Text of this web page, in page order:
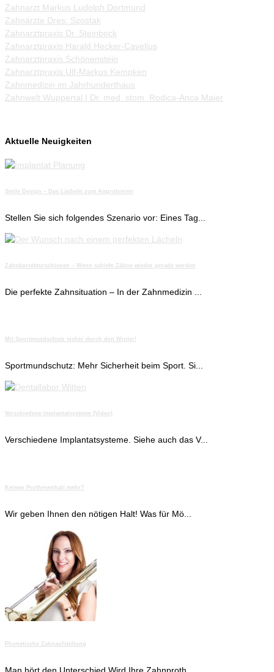
Zahnarzt Markus Ludolph Dortmund
Zahnärzte Dres. Szostak
Zahnarztpraxis Dr. Steinbock
Zahnarztpraxis Harald Hecker-Cavelius
Zahnarztpraxis Schönenstein
Zahnarztpraxis Ulf-Markus Kempken
Zahnmedizin im Jahrhunderthaus
Zahnwelt Wuppertal | Dr. med. stom. Rodica-Anca Maier
Aktuelle Neuigkeiten
Smile Design – Das Lächeln zum Anprobieren
Stellen Sie sich folgendes Szenario vor: Eines Tag...
Zahnkorrekturschienen – Wenn schiefe Zähne wieder gerade werden
Die perfekte Zahnsituation – In der Zahnmedizin ...
Mit Sportmundschutz sicher durch den Winter!
Sportmundschutz: Mehr Sicherheit beim Sport. Si...
Verschiedene Implantatsysteme (Video)
Verschiedene Implantatsysteme. Siehe auch das V...
Keinen Prothesenhalt mehr?
Wir geben Ihnen den nötigen Halt! Was für Mö...
Phonetische Zahnaufstellung